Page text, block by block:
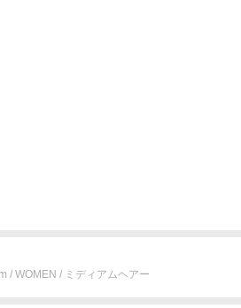
/ WOMEN / ミディアムヘアー